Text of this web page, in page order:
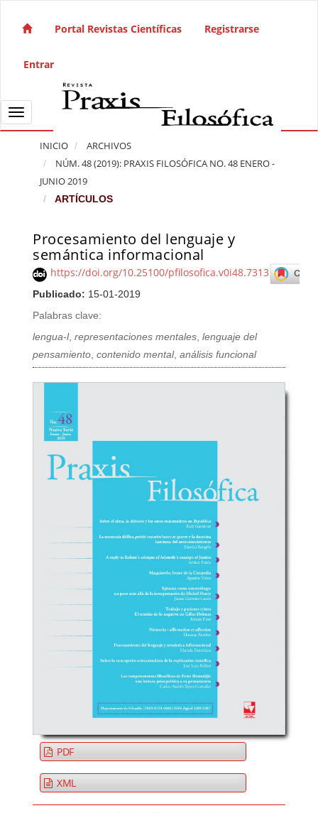
Navegación principal
Barra lateral
Portal Revistas Científicas Registrarse
Entrar
Toggle navigation
INICIO
ARCHIVOS
NÚM. 48 (2019): PRAXIS FILOSÓFICA NO. 48 ENERO -
JUNIO 2019
ARTÍCULOS
Procesamiento del lenguaje y
semántica informacional
https://doi.org/10.25100/pfilosofica.v0i48.7313
Publicado: 15-01-2019
Palabras clave:
lengua-l,representaciones mentales,lenguaje del
pensamiento,contenido mental,análisis funcional
Barra lateral del artículo
PDF
XML